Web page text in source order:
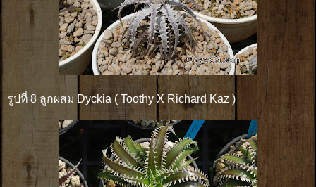
รูปที่ 8 ลูกผสม Dyckia ( Toothy X Richard Kaz )